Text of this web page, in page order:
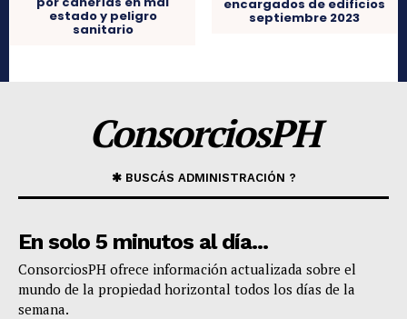
estado y peligro
sanitario
encargados de edificios
septiembre 2023
ConsorciosPH
✱ BUSCÁS ADMINISTRACIÓN ?
En solo 5 minutos al día...
​ConsorciosPH ofrece información actualizada sobre el
mundo de la propiedad horizontal todos los días de la
semana.